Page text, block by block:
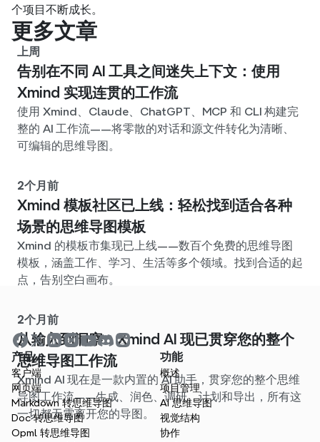
个项目不断成长。
更多文章
上周
告别在不同 AI 工具之间迷失上下文：使用
Xmind 实现连贯的工作流
使用 Xmind、Claude、ChatGPT、MCP 和 CLI 构建完
整的 AI 工作流——将零散的对话和源文件转化为清晰、
可编辑的思维导图。
2个月前
Xmind 模板社区已上线：轻松找到适合各种
场景的思维导图模板
Xmind 的模板市集现已上线——数百个免费的思维导图
模板，涵盖工作、学习、生活等多个领域。找到合适的起
点，告别空白画布。
2个月前
从输入到洞察：Xmind AI 现已贯穿您的整个
思维导图工作流
Xmind AI 现在是一款内置的 AI 助手，贯穿您的整个思维
导图工作流——生成、润色、调研、计划和导出，所有这
一切都无需离开您的导图。
产品
客户端
网页端
Markdown 转思维导图
Doc 转思维导图
Opml 转思维导图
功能
概述
项目管理
AI 思维导图
视觉结构
协作